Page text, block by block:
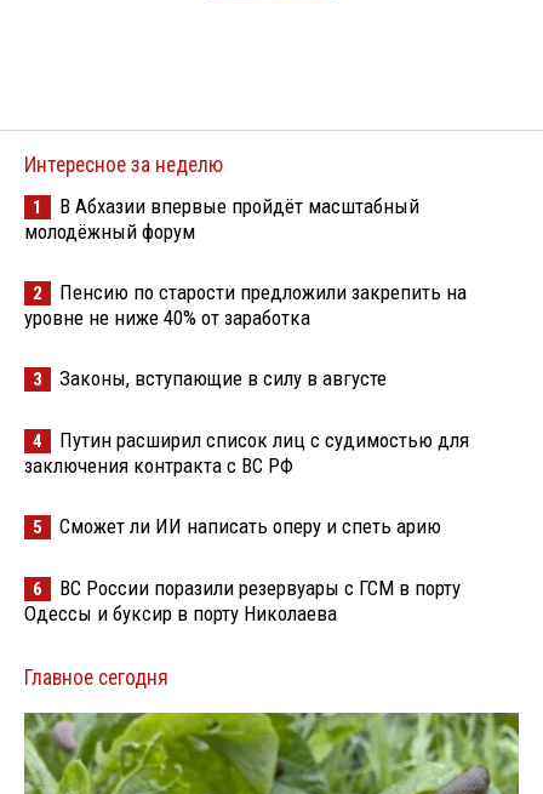
Интересное за неделю
1
В Абхазии впервые пройдёт масштабный
молодёжный форум
2
Пенсию по старости предложили закрепить на
уровне не ниже 40% от заработка
3 Законы, вступающие в силу в августе
4
Путин расширил список лиц с судимостью для
заключения контракта с ВС РФ
5 Сможет ли ИИ написать оперу и спеть арию
6
ВС России поразили резервуары с ГСМ в порту
Одессы и буксир в порту Николаева
Главное сегодня